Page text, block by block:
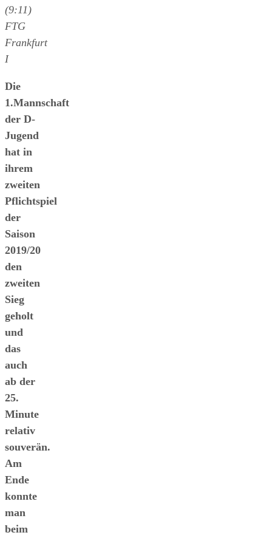
(9:11)
FTG
Frankfurt
I
Die
1.Mannschaft
der D-
Jugend
hat in
ihrem
zweiten
Pflichtspiel
der
Saison
2019/20
den
zweiten
Sieg
geholt
und
das
auch
ab der
25.
Minute
relativ
souverän.
Am
Ende
konnte
man
beim